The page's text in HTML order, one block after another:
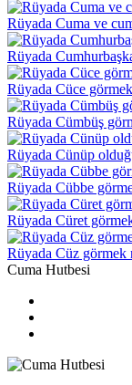
Rüyada Cuma ve
Rüyada
Rüyada Cüce
Rüyada Cümbüş
Rüyada Cünüp
Rüyada Cübbe
Rüyada Cüret
Rüyada Cüz görmek
Cuma Hutbesi